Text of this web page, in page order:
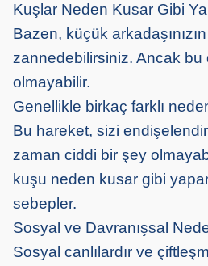
Kuşlar Neden Kusar Gibi
Bazen, küçük
zannedebilirsiniz. Ancak bu
olmayabilir.
Genellikle birkaç farklı
Bu hareket, sizi
zaman ciddi bir şey
kuşu neden kusar gibi
sebepler.
Sosyal ve Davranışsal
Sosyal canlılardır ve